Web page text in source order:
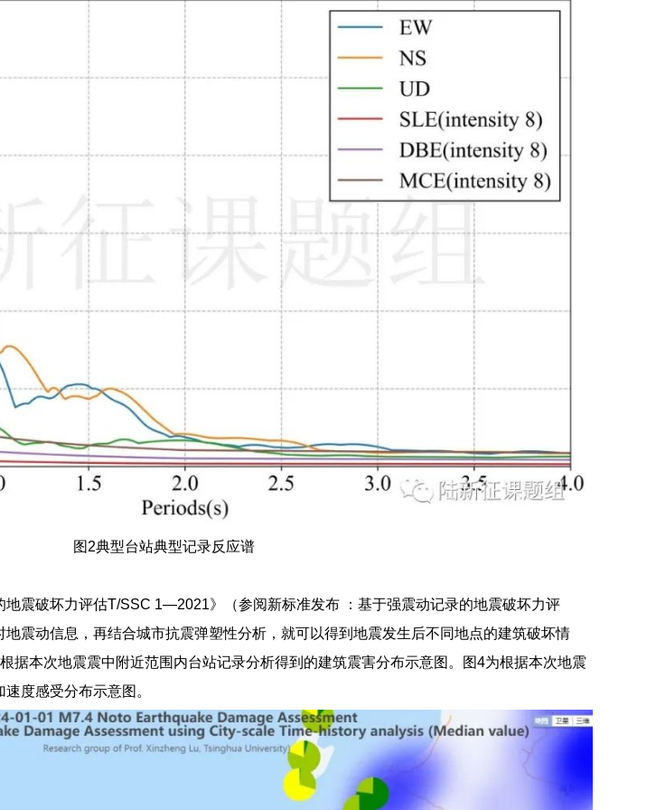
图2典型台站典型记录反应谱
震破坏力评估T/SSC 1—2021》（参阅新标准发布 ：基于强震动记录的地震破坏力评
震动信息，再结合城市抗震弹塑性分析，就可以得到地震发生后不同地点的建筑破坏情
据本次地震震中附近范围内台站记录分析得到的建筑震害分布示意图。图4为根据本次地震
度感受分布示意图。